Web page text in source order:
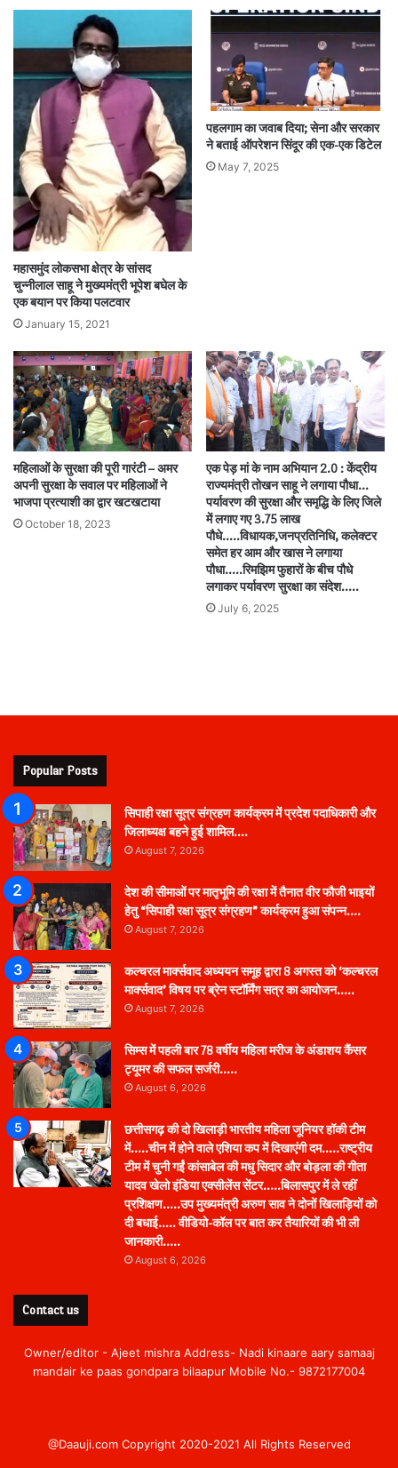
महासमुंद लोकसभा क्षेत्र के सांसद
चुन्नीलाल साहू ने मुख्यमंत्री भूपेश बघेल के
एक बयान पर किया पलटवार
January 15, 2021
पहलगाम का जवाब दिया; सेना और सरकार
ने बताई ऑपरेशन सिंदूर की एक-एक डिटेल
May 7, 2025
महिलाओं के सुरक्षा की पूरी गारंटी – अमर
अपनी सुरक्षा के सवाल पर महिलाओं ने
भाजपा प्रत्याशी का द्वार खटखटाया
October 18, 2023
एक पेड़ मां के नाम अभियान 2.0 : केंद्रीय
राज्यमंत्री तोखन साहू ने लगाया पौधा…
पर्यावरण की सुरक्षा और समृद्धि के लिए जिले
में लगाए गए 3.75 लाख
पौधे…..विधायक,जनप्रतिनिधि, कलेक्टर
समेत हर आम और खास ने लगाया
पौधा…..रिमझिम फुहारों के बीच पौधे
लगाकर पर्यावरण सुरक्षा का संदेश…..
July 6, 2025
Popular Posts
सिपाही रक्षा सूत्र संग्रहण कार्यक्रम में प्रदेश पदाधिकारी और
जिलाध्यक्ष बहने हुई शामिल….
August 7, 2026
देश की सीमाओं पर मातृभूमि की रक्षा में तैनात वीर फौजी भाइयों
हेतु “सिपाही रक्षा सूत्र संग्रहण” कार्यक्रम हुआ संपन्न….
August 7, 2026
कल्चरल मार्क्सवाद अध्ययन समूह द्वारा 8 अगस्त को ‘कल्चरल
मार्क्सवाद’ विषय पर ब्रेन स्टॉर्मिंग सत्र का आयोजन…..
August 7, 2026
सिम्स में पहली बार 78 वर्षीय महिला मरीज के अंडाशय कैंसर
ट्यूमर की सफल सर्जरी…..
August 6, 2026
छत्तीसगढ़ की दो खिलाड़ी भारतीय महिला जूनियर हॉकी टीम
में…..चीन में होने वाले एशिया कप में दिखाएंगी दम…..राष्ट्रीय
टीम में चुनी गईं कांसाबेल की मधु सिदार और बोड़ला की गीता
यादव खेलो इंडिया एक्सीलेंस सेंटर…..बिलासपुर में ले रहीं
प्रशिक्षण…..उप मुख्यमंत्री अरुण साव ने दोनों खिलाड़ियों को
दी बधाई….. वीडियो-कॉल पर बात कर तैयारियों की भी ली
जानकारी…..
August 6, 2026
Contact us
Owner/editor - Ajeet mishra Address- Nadi kinaare aary samaaj
mandair ke paas gondpara bilaapur Mobile No.- 9872177004
@Daauji.com Copyright 2020-2021 All Rights Reserved